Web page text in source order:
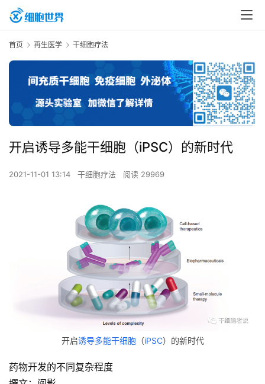
首页 再生医学 干细胞疗法
开启诱导多能干细胞（iPSC）的新时代
2021-11-01 13:14 干细胞疗法 阅读 29969
开启诱导多能干细胞 （iPSC）的新时代
药物开发的不同复杂程度